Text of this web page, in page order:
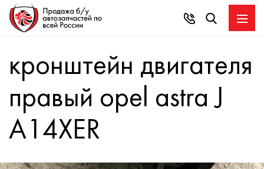
кронштейн двигателя
правый opel astra J
A14XER